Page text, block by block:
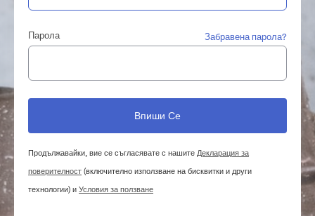
Парола Забравена парола?
Продължавайки, вие се съгласявате с нашитеДекларация за
поверителност(включително използване на бисквитки и други
технологии) иУсловия за ползване